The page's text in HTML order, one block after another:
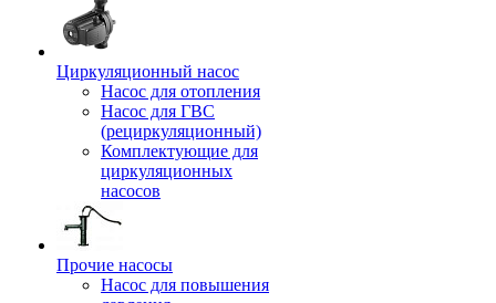
Циркуляционный насос
Насос для отопления
Насос для ГВС
(рециркуляционный)
Комплектующие для
циркуляционных
насосов
Прочие насосы
Насос для повышения